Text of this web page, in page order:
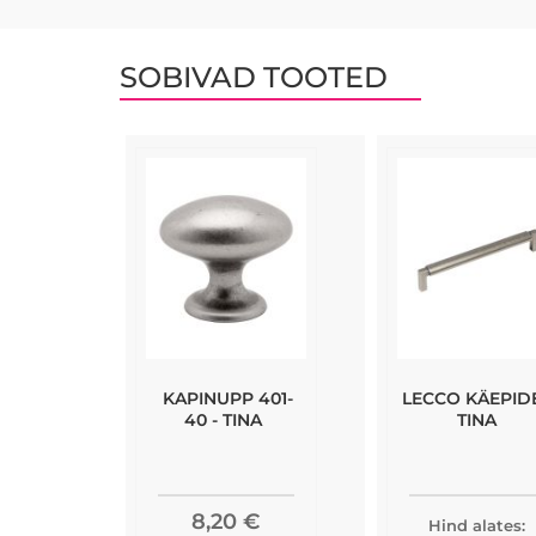
SOBIVAD TOOTED
KAPINUPP 401-
40 - TINA
8,20 €
LECCO
TINA
Hind alates: